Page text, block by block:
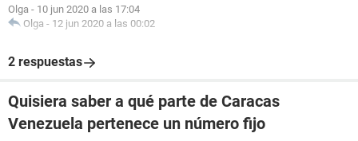
Olga - 10 jun 2020 a las 17:04
Olga - 12 jun 2020 a las 00:02
2 respuestas
Quisiera saber a qué parte de Caracas
Venezuela pertenece un número fijo